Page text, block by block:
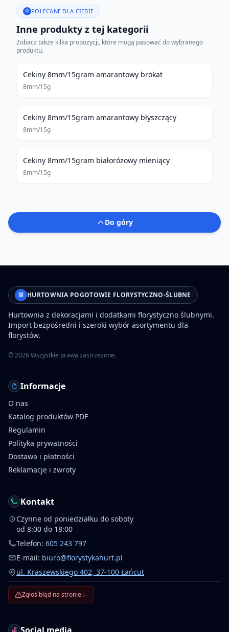
POLECANE DLA CIEBIE
Inne produkty z tej kategorii
Zobacz także kilka propozycji, które mogą pasować do wybranego
produktu.
Cekiny 8mm/15gram amarantowy brokat
8mm/15g
Cekiny 8mm/15gram amarantowy błyszczący
8mm/15g
Cekiny 8mm/15gram białoróżowy mieniący
8mm/15g
Do góry
HURTOWNIA POGOTOWIE FLORYSTYCZNO-ŚLUBNE
Hurtownia z dekoracjami i dodatkami florystyczno ślubnymi.
Import bezpośredni i szeroki wybór asortymentu dla
florystów.
©2026Wszystkie prawa zastrzeżone.
Informacje
O nas
Katalog produktów PDF
Regulamin
Polityka prywatności
Dostawa i płatności
Reklamacje i zwroty
Kontakt
Czynne od poniedziałku do soboty
od 8:00 do 18:00
Telefon: 605 243 797
E-mail: biuro@florystykahurt.pl
ul. Kraszewskiego 402, 37-100 Łańcut
Zgłoś błąd na stronie